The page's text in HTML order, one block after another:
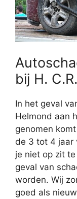
bij H.
In het geval
Helmond aan
genomen
de 3 tot 4 jaar
je niet op zit
geval van
worden. Wij
goed als